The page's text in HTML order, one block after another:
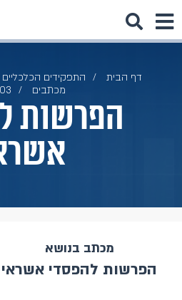
דף הבית התפקידים הכלכליים
מכתבים
הפרשות
מכתב בנושא
הפרשות להפסדי אשראי